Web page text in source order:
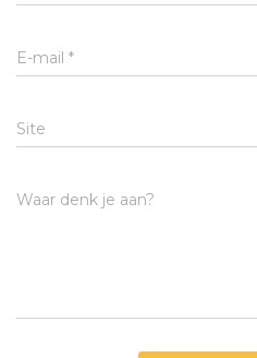
E-mail *
Site
Waar denk je aan?